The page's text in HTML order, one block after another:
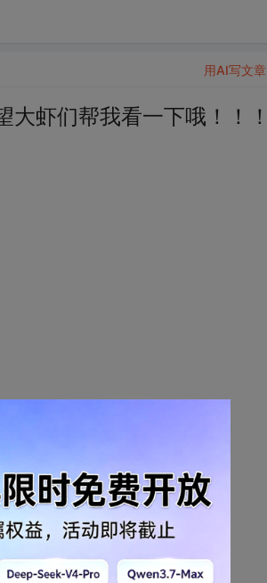
虾们帮我看一下哦！！！
用AI写文章